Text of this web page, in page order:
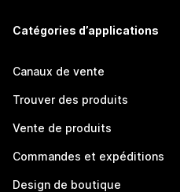
Catégories d’applications
Canaux de vente
Trouver des produits
Vente de produits
Commandes et expéditions
Design de boutique